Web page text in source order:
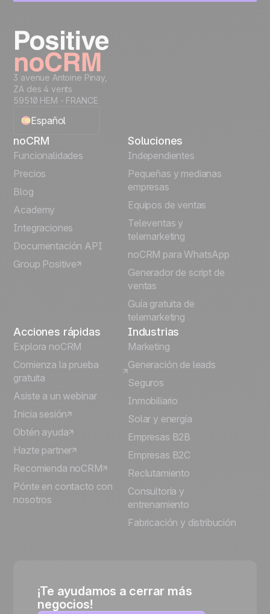
3 avenue Antoine Pinay,
ZA des 4 vents
59510 HEM - FRANCE
Español
English
Français
Português
Italiano
Deutsch
noCRM
Funcionalidades
Precios
Blog
Academy
Integraciones
Documentación API
Group Positive
Soluciones
Independientes
Pequeñas y medianas
empresas
Equipos de ventas
Televentas y
telemarketing
noCRM para WhatsApp
Generador de script de
ventas
Guía gratuita de
telemarketing
Acciones rápidas
Explora noCRM
Comienza la prueba
gratuita
Asiste a un webinar
Inicia sesión
Obtén ayuda
Hazte partner
Recomienda noCRM
Pónte en contacto con
nosotros
Industrias
Marketing
Generación de leads
Seguros
Inmobiliario
Solar y energía
Empresas B2B
Empresas B2C
Reclutamiento
Consultoría y
entrenamiento
Fabricación y distribución
¡Te ayudamos a cerrar más
negocios!